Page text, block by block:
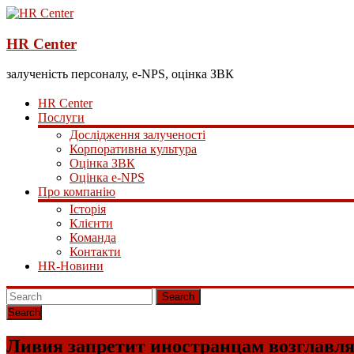
HR Center
залученість персоналу, e-NPS, оцінка ЗВК
HR Center
Послуги
Дослідження залученості
Корпоративна культура
Оцінка ЗВК
Оцінка e-NPS
Про компанію
Історія
Клієнти
Команда
Контакти
HR-Новини
Search
Ливия запретит иностранцам